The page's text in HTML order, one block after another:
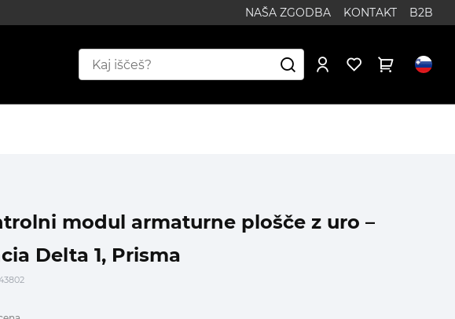
NAŠA ZGODBA KONTAKT B2B
modul armaturne plošče z uro –
Delta 1, Prisma